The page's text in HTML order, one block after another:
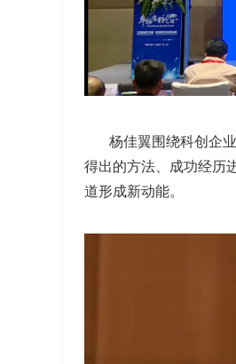
杨佳翼围绕科创企
得出的方法、成功经历
道形成新动能。